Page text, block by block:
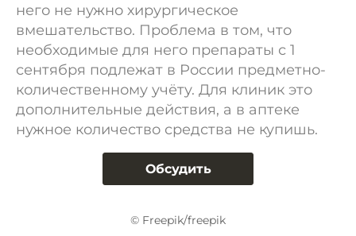
него не нужно хирургическое
вмешательство. Проблема в том, что
необходимые для него препараты с 1
сентября подлежат в России предметно-
количественному учёту. Для клиник это
дополнительные действия, а в аптеке
нужное количество средства не купишь.
Обсудить
© Freepik/freepik